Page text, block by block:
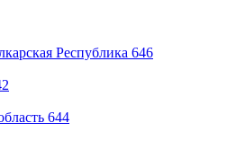
Республика 646
644